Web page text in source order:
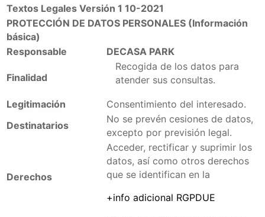
Textos Legales Versión 1 10-2021
PROTECCIÓN DE DATOS PERSONALES (Información
básica)
Responsable
DECASA PARK
Finalidad
Recogida de los datos para
atender sus consultas.
Legitimación
Consentimiento del interesado.
Destinatarios
No se prevén cesiones de datos,
excepto por previsión legal.
Derechos
Acceder, rectificar y suprimir los
datos, así como otros derechos
que se identifican en la
+info adicional RGPDUE